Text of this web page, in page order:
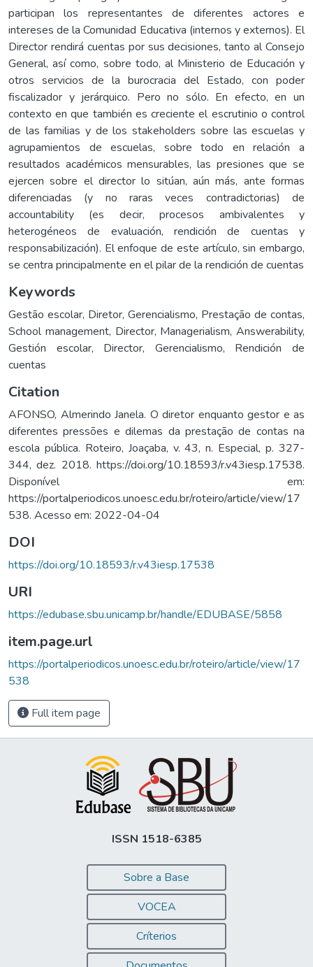
participan los representantes de diferentes actores e
intereses de la Comunidad Educativa (internos y externos). El
Director rendirá cuentas por sus decisiones, tanto al Consejo
General, así como, sobre todo, al Ministerio de Educación y
otros servicios de la burocracia del Estado, con poder
fiscalizador y jerárquico. Pero no sólo. En efecto, en un
contexto en que también es creciente el escrutinio o control
de las familias y de los stakeholders sobre las escuelas y
agrupamientos de escuelas, sobre todo en relación a
resultados académicos mensurables, las presiones que se
ejercen sobre el director lo sitúan, aún más, ante formas
diferenciadas (y no raras veces contradictorias) de
accountability (es decir, procesos ambivalentes y
heterogéneos de evaluación, rendición de cuentas y
responsabilización). El enfoque de este artículo, sin embargo,
se centra principalmente en el pilar de la rendición de cuentas
Keywords
Gestão escolar, Diretor, Gerencialismo, Prestação de contas,
School management, Director, Managerialism, Answerability,
Gestión escolar, Director, Gerencialismo, Rendición de
cuentas
Citation
AFONSO, Almerindo Janela. O diretor enquanto gestor e as
diferentes pressões e dilemas da prestação de contas na
escola pública. Roteiro, Joaçaba, v. 43, n. Especial, p. 327-
344, dez. 2018. https://doi.org/10.18593/r.v43iesp.17538.
Disponível em:
https://portalperiodicos.unoesc.edu.br/roteiro/article/view/17
538. Acesso em: 2022-04-04
DOI
https://doi.org/10.18593/r.v43iesp.17538
URI
https://edubase.sbu.unicamp.br/handle/EDUBASE/5858
item.page.url
https://portalperiodicos.unoesc.edu.br/roteiro/article/view/17
538
Full item page
ISSN 1518-6385
Sobre a Base
VOCEA
Críterios